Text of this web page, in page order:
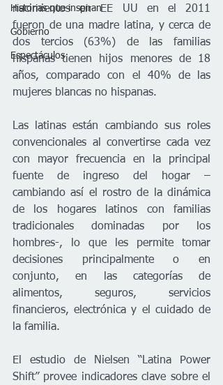
Historias que inspiran
Gobierno
Espectáculos
nacimientos en EE UU en el 2011
fueron de una madre latina, y cerca de
dos tercios (63%) de las familias
hispanas tienen hijos menores de 18
años, comparado con el 40% de las
mujeres blancas no hispanas.
Las latinas están cambiando sus roles
convencionales al convertirse cada vez
con mayor frecuencia en la principal
fuente de ingreso del hogar –
cambiando así el rostro de la dinámica
de los hogares latinos con familias
tradicionales dominadas por los
hombres-, lo que les permite tomar
decisiones principalmente o en
conjunto, en las categorías de
alimentos, seguros, servicios
financieros, electrónica y el cuidado de
la familia.
El estudio de Nielsen “Latina Power
Shift” provee indicadores clave sobre el